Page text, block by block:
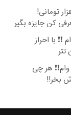
250 هزار تومانی!
کن جایزه بگیر
❗❗ با احراز
وام❗❗ هر چی
بخر!!